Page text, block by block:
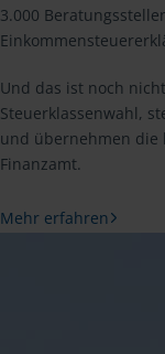
3.000
Und das ist noch
Steuerklassenwahl,
und übernehmen die
Finanzamt.
Mehr erfahren